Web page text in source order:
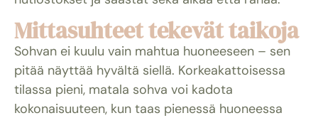
Mittasuhteet tekevät taikoja
Sohvan ei kuulu vain mahtua huoneeseen – sen
pitää näyttää hyvältä siellä. Korkeakattoisessa
tilassa pieni, matala sohva voi kadota
kokonaisuuteen, kun taas pienessä huoneessa